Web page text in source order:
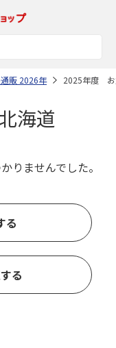
販 2026年 2025年度
海道
りませんでした。
る
る